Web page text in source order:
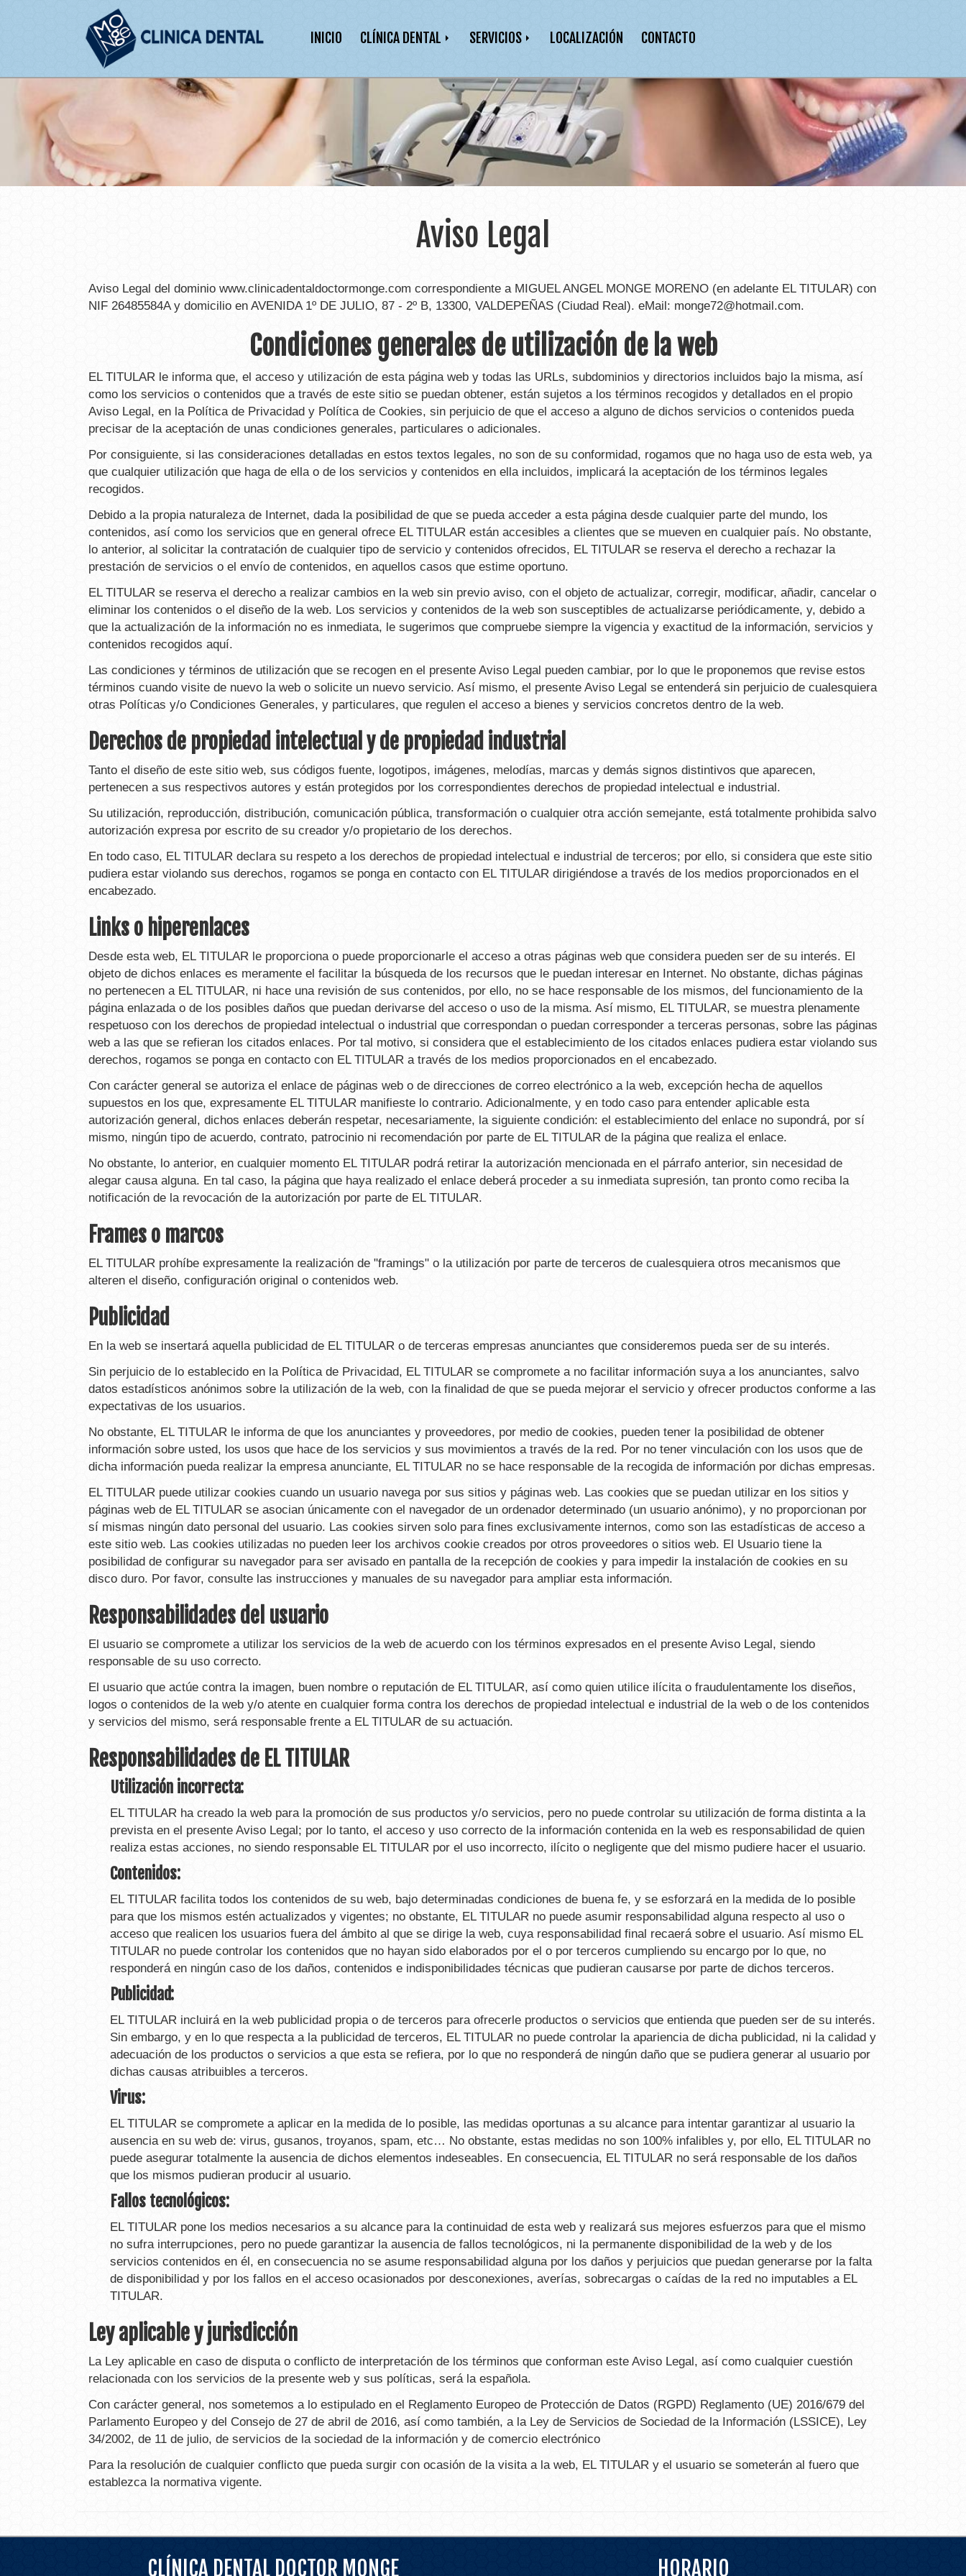
INICIO CLÍNICA DENTAL SERVICIOS LOCALIZACIÓN CONTACTO
Aviso Legal
Aviso Legal del dominio www.clinicadentaldoctormonge.com correspondiente a MIGUEL ANGEL MONGE MORENO (en adelante EL TITULAR) con
NIF 26485584Ay domicilio en AVENIDA 1º DE JULIO, 87 - 2º B, 13300, VALDEPEÑAS (Ciudad Real). eMail: monge72@hotmail.com.
Condiciones generales de utilización de la web
EL TITULAR le informa que, el acceso y utilización de esta página web y todas las URLs, subdominios y directorios incluidos bajo la misma, así
como los servicios o contenidos que a través de este sitio se puedan obtener, están sujetos a los términos recogidos y detallados en el propio
Aviso Legal, en la Política de Privacidad y Política de Cookies, sin perjuicio de que el acceso a alguno de dichos servicios o contenidos pueda
precisar de la aceptación de unas condiciones generales, particulares o adicionales.
Por consiguiente, si las consideraciones detalladas en estos textos legales, no son de su conformidad, rogamos que no haga uso de esta web, ya
que cualquier utilización que haga de ella o de los servicios y contenidos en ella incluidos, implicará la aceptación de los términos legales
recogidos.
Debido a la propia naturaleza de Internet, dada la posibilidad de que se pueda acceder a esta página desde cualquier parte del mundo, los
contenidos, así como los servicios que en general ofrece EL TITULAR están accesibles a clientes que se mueven en cualquier país. No obstante,
lo anterior, al solicitar la contratación de cualquier tipo de servicio y contenidos ofrecidos, EL TITULAR se reserva el derecho a rechazar la
prestación de servicios o el envío de contenidos, en aquellos casos que estime oportuno.
EL TITULAR se reserva el derecho a realizar cambios en la web sin previo aviso, con el objeto de actualizar, corregir, modificar, añadir, cancelar o
eliminar los contenidos o el diseño de la web. Los servicios y contenidos de la web son susceptibles de actualizarse periódicamente, y, debido a
que la actualización de la información no es inmediata, le sugerimos que compruebe siempre la vigencia y exactitud de la información, servicios y
contenidos recogidos aquí.
Las condiciones y términos de utilización que se recogen en el presente Aviso Legal pueden cambiar, por lo que le proponemos que revise estos
términos cuando visite de nuevo la web o solicite un nuevo servicio. Así mismo, el presente Aviso Legal se entenderá sin perjuicio de cualesquiera
otras Políticas y/o Condiciones Generales, y particulares, que regulen el acceso a bienes y servicios concretos dentro de la web.
Derechos de propiedad intelectual y de propiedad industrial
Tanto el diseño de este sitio web, sus códigos fuente, logotipos, imágenes, melodías, marcas y demás signos distintivos que aparecen,
pertenecen a sus respectivos autores y están protegidos por los correspondientes derechos de propiedad intelectual e industrial.
Su utilización, reproducción, distribución, comunicación pública, transformación o cualquier otra acción semejante, está totalmente prohibida salvo
autorización expresa por escrito de su creador y/o propietario de los derechos.
En todo caso, EL TITULAR declara su respeto a los derechos de propiedad intelectual e industrial de terceros; por ello, si considera que este sitio
pudiera estar violando sus derechos, rogamos se ponga en contacto con EL TITULAR dirigiéndose a través de los medios proporcionados en el
encabezado.
Links o hiperenlaces
Desde esta web, EL TITULAR le proporciona o puede proporcionarle el acceso a otras páginas web que considera pueden ser de su interés. El
objeto de dichos enlaces es meramente el facilitar la búsqueda de los recursos que le puedan interesar en Internet. No obstante, dichas páginas
no pertenecen a EL TITULAR, ni hace una revisión de sus contenidos, por ello, no se hace responsable de los mismos, del funcionamiento de la
página enlazada o de los posibles daños que puedan derivarse del acceso o uso de la misma. Así mismo, EL TITULAR, se muestra plenamente
respetuoso con los derechos de propiedad intelectual o industrial que correspondan o puedan corresponder a terceras personas, sobre las páginas
web a las que se refieran los citados enlaces. Por tal motivo, si considera que el establecimiento de los citados enlaces pudiera estar violando sus
derechos, rogamos se ponga en contacto con EL TITULAR a través de los medios proporcionados en el encabezado.
Con carácter general se autoriza el enlace de páginas web o de direcciones de correo electrónico a la web, excepción hecha de aquellos
supuestos en los que, expresamente EL TITULAR manifieste lo contrario. Adicionalmente, y en todo caso para entender aplicable esta
autorización general, dichos enlaces deberán respetar, necesariamente, la siguiente condición: el establecimiento del enlace no supondrá, por sí
mismo, ningún tipo de acuerdo, contrato, patrocinio ni recomendación por parte de EL TITULAR de la página que realiza el enlace.
No obstante, lo anterior, en cualquier momento EL TITULAR podrá retirar la autorización mencionada en el párrafo anterior, sin necesidad de
alegar causa alguna. En tal caso, la página que haya realizado el enlace deberá proceder a su inmediata supresión, tan pronto como reciba la
notificación de la revocación de la autorización por parte de EL TITULAR.
Frames o marcos
EL TITULAR prohíbe expresamente la realización de "framings" o la utilización por parte de terceros de cualesquiera otros mecanismos que
alteren el diseño, configuración original o contenidos web.
Publicidad
En la web se insertará aquella publicidad de EL TITULAR o de terceras empresas anunciantes que consideremos pueda ser de su interés.
Sin perjuicio de lo establecido en la Política de Privacidad, EL TITULAR se compromete a no facilitar información suya a los anunciantes, salvo
datos estadísticos anónimos sobre la utilización de la web, con la finalidad de que se pueda mejorar el servicio y ofrecer productos conforme a las
expectativas de los usuarios.
No obstante, EL TITULAR le informa de que los anunciantes y proveedores, por medio de cookies, pueden tener la posibilidad de obtener
información sobre usted, los usos que hace de los servicios y sus movimientos a través de la red. Por no tener vinculación con los usos que de
dicha información pueda realizar la empresa anunciante, EL TITULAR no se hace responsable de la recogida de información por dichas empresas.
EL TITULAR puede utilizar cookies cuando un usuario navega por sus sitios y páginas web. Las cookies que se puedan utilizar en los sitios y
páginas web de EL TITULAR se asocian únicamente con el navegador de un ordenador determinado (un usuario anónimo), y no proporcionan por
sí mismas ningún dato personal del usuario. Las cookies sirven solo para fines exclusivamente internos, como son las estadísticas de acceso a
este sitio web. Las cookies utilizadas no pueden leer los archivos cookie creados por otros proveedores o sitios web. El Usuario tiene la
posibilidad de configurar su navegador para ser avisado en pantalla de la recepción de cookies y para impedir la instalación de cookies en su
disco duro. Por favor, consulte las instrucciones y manuales de su navegador para ampliar esta información.
Responsabilidades del usuario
El usuario se compromete a utilizar los servicios de la web de acuerdo con los términos expresados en el presente Aviso Legal, siendo
responsable de su uso correcto.
El usuario que actúe contra la imagen, buen nombre o reputación de EL TITULAR, así como quien utilice ilícita o fraudulentamente los diseños,
logos o contenidos de la web y/o atente en cualquier forma contra los derechos de propiedad intelectual e industrial de la web o de los contenidos
y servicios del mismo, será responsable frente a EL TITULAR de su actuación.
Responsabilidades de EL TITULAR
Utilización incorrecta:
EL TITULAR ha creado la web para la promoción de sus productos y/o servicios, pero no puede controlar su utilización de forma distinta a la
prevista en el presente Aviso Legal; por lo tanto, el acceso y uso correcto de la información contenida en la web es responsabilidad de quien
realiza estas acciones, no siendo responsable EL TITULAR por el uso incorrecto, ilícito o negligente que del mismo pudiere hacer el usuario.
Contenidos:
EL TITULAR facilita todos los contenidos de su web, bajo determinadas condiciones de buena fe, y se esforzará en la medida de lo posible
para que los mismos estén actualizados y vigentes; no obstante, EL TITULAR no puede asumir responsabilidad alguna respecto al uso o
acceso que realicen los usuarios fuera del ámbito al que se dirige la web, cuya responsabilidad final recaerá sobre el usuario. Así mismo EL
TITULAR no puede controlar los contenidos que no hayan sido elaborados por el o por terceros cumpliendo su encargo por lo que, no
responderá en ningún caso de los daños, contenidos e indisponibilidades técnicas que pudieran causarse por parte de dichos terceros.
Publicidad:
EL TITULAR incluirá en la web publicidad propia o de terceros para ofrecerle productos o servicios que entienda que pueden ser de su interés.
Sin embargo, y en lo que respecta a la publicidad de terceros, EL TITULAR no puede controlar la apariencia de dicha publicidad, ni la calidad y
adecuación de los productos o servicios a que esta se refiera, por lo que no responderá de ningún daño que se pudiera generar al usuario por
dichas causas atribuibles a terceros.
Virus:
EL TITULAR se compromete a aplicar en la medida de lo posible, las medidas oportunas a su alcance para intentar garantizar al usuario la
ausencia en su web de: virus, gusanos, troyanos, spam, etc… No obstante, estas medidas no son 100% infalibles y, por ello, EL TITULAR no
puede asegurar totalmente la ausencia de dichos elementos indeseables. En consecuencia, EL TITULAR no será responsable de los daños
que los mismos pudieran producir al usuario.
Fallos tecnológicos:
EL TITULAR pone los medios necesarios a su alcance para la continuidad de esta web y realizará sus mejores esfuerzos para que el mismo
no sufra interrupciones, pero no puede garantizar la ausencia de fallos tecnológicos, ni la permanente disponibilidad de la web y de los
servicios contenidos en él, en consecuencia no se asume responsabilidad alguna por los daños y perjuicios que puedan generarse por la falta
de disponibilidad y por los fallos en el acceso ocasionados por desconexiones, averías, sobrecargas o caídas de la red no imputables a EL
TITULAR.
Ley aplicable y jurisdicción
La Ley aplicable en caso de disputa o conflicto de interpretación de los términos que conforman este Aviso Legal, así como cualquier cuestión
relacionada con los servicios de la presente web y sus políticas, será la española.
Con carácter general, nos sometemos a lo estipulado en el Reglamento Europeo de Protección de Datos (RGPD) Reglamento (UE) 2016/679 del
Parlamento Europeo y del Consejo de 27 de abril de 2016, así como también, a la Ley de Servicios de Sociedad de la Información (LSSICE), Ley
34/2002, de 11 de julio, de servicios de la sociedad de la información y de comercio electrónico
Para la resolución de cualquier conflicto que pueda surgir con ocasión de la visita a la web, EL TITULAR y el usuario se someterán al fuero que
establezca la normativa vigente.
CLÍNICA DENTAL DOCTOR MONGE HORARIO